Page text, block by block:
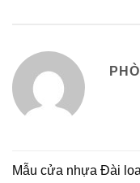
Mẫu cửa nhựa Đài